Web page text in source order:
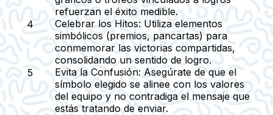
refuerzan el éxito medible.
Celebrar los Hitos: Utiliza elementos
simbólicos (premios, pancartas) para
conmemorar las victorias compartidas,
consolidando un sentido de logro.
Evita la Confusión: Asegúrate de que el
símbolo elegido se alinee con los valores
del equipo y no contradiga el mensaje que
estás tratando de enviar.